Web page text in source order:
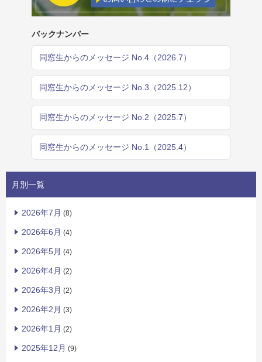
バックナンバー
同窓生からのメッセージ No.4（2026.7）
同窓生からのメッセージ No.3（2025.12）
同窓生からのメッセージ No.2（2025.7）
同窓生からのメッセージ No.1（2025.4）
月別一覧
2026年7月 (8)
2026年6月 (4)
2026年5月 (4)
2026年4月 (2)
2026年3月 (2)
2026年2月 (3)
2026年1月 (2)
2025年12月 (9)